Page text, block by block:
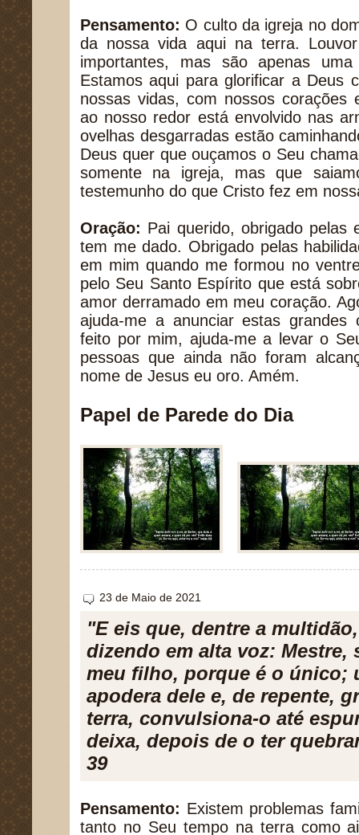
Pensamento: O culto da igreja no
da nossa vida aqui na terra.
importantes, mas são apenas
Estamos aqui para glorificar a Deus
nossas vidas, com nossos corações
ao nosso redor está envolvido nas
ovelhas desgarradas estão
Deus quer que ouçamos o Seu
somente na igreja, mas que
testemunho do que Cristo fez em
Oração: Pai querido, obrigado pelas
tem me dado. Obrigado pelas
em mim quando me formou no
pelo Seu Santo Espírito que está
amor derramado em meu coração.
ajuda-me a anunciar estas
feito por mim, ajuda-me a levar o
pessoas que ainda não foram
nome de Jesus eu oro. Amém.
Papel de Parede do Dia
23 de Maio de 2021
"E eis que, dentre a
dizendo em alta voz: Mestre,
meu filho, porque é o único;
apodera dele e, de repente,
terra, convulsiona-o até
deixa, depois de o ter
39
Pensamento: Existem problemas
tanto no Seu tempo na terra como